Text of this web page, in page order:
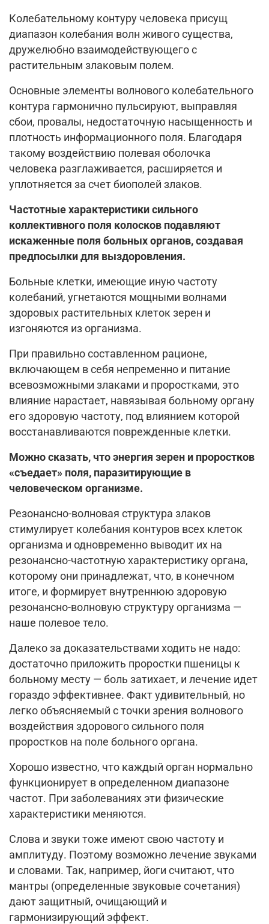
Колебательному контуру человека присущ
диапазон колебания волн живого существа,
дружелюбно взаимодействующего с
растительным злаковым полем.
Основные элементы волнового колебательного
контура гармонично пульсируют, выправляя
сбои, провалы, недостаточную насыщенность и
плотность информа­ционного поля. Благодаря
такому воздействию полевая оболочка
человека разглаживается, расширяется и
уплотняется за счет биополей злаков.
Частотные характеристики сильного
коллективного поля колосков подавляют
искаженные поля больных органов, создавая
предпосылки для выздоровления.
Больные клетки, имеющие иную частоту
колебаний, угнетаются мощными волнами
здоровых растительных клеток зерен и
изгоняются из организма.
При правильно составленном рационе,
включающем в себя непременно и питание
всевозможными злаками и проростками, это
влияние нарастает, навязывая больному органу
его здоровую частоту, под влиянием которой
восстанавливаются поврежденные клетки.
Можно сказать, что энергия зерен и проростков
«съедает» поля, паразитирующие в
человеческом организме.
Резонансно-волновая структура злаков
стимулирует колебания контуров всех клеток
организма и одновременно выводит их на
резонансно-частотную характеристику органа,
которому они принадлежат, что, в конечном
итоге, и формирует внутреннюю здоровую
резонансно-волновую структуру организма —
наше полевое тело.
Далеко за доказательствами ходить не надо:
достаточно приложить проростки пшеницы к
больному месту — боль затихает, и лечение идет
гораздо эффективнее. Факт удивительный, но
легко объясняемый с точки зрения волнового
воздействия здорового сильного поля
проростков на поле больного органа.
Хорошо известно, что каждый орган нормально
функционирует в определенном диапазоне
частот. При заболеваниях эти физические
характеристики меняются.
Слова и звуки тоже имеют свою частоту и
амплитуду. Поэтому возможно лечение звуками
и словами. Так, например, йоги считают, что
мантры (определенные звуковые сочетания)
дают защитный, очищающий и
гармонизирующий эффект.